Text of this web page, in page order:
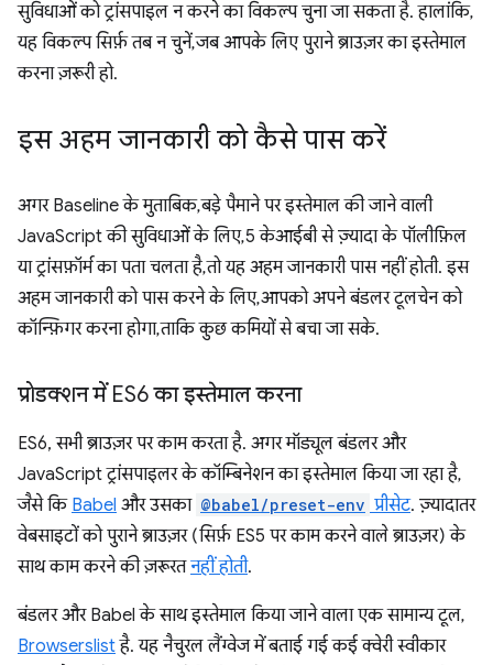
सुविधाओं को ट्रांसपाइल न करने का विकल्प चुना जा सकता है. हालांकि,
यह विकल्प सिर्फ़ तब न चुनें, जब आपके लिए पुराने ब्राउज़र का इस्तेमाल
करना ज़रूरी हो.
इस अहम जानकारी को कैसे पास करें
अगर Baseline के मुताबिक, बड़े पैमाने पर इस्तेमाल की जाने वाली
JavaScript की सुविधाओं के लिए, 5 केआईबी से ज़्यादा के पॉलीफ़िल
या ट्रांसफ़ॉर्म का पता चलता है, तो यह अहम जानकारी पास नहीं होती. इस
अहम जानकारी को पास करने के लिए, आपको अपने बंडलर टूलचेन को
कॉन्फ़िगर करना होगा, ताकि कुछ कमियों से बचा जा सके.
प्रोडक्शन में ES6 का इस्तेमाल करना
ES6, सभी ब्राउज़र पर काम करता है. अगर मॉड्यूल बंडलर और
JavaScript ट्रांसपाइलर के कॉम्बिनेशन का इस्तेमाल किया जा रहा है,
जैसे कि Babel और उसका @babel/preset-env प्रीसेट. ज़्यादातर
वेबसाइटों को पुराने ब्राउज़र (सिर्फ़ ES5 पर काम करने वाले ब्राउज़र) के
साथ काम करने की ज़रूरतनहीं होती.
बंडलर और Babel के साथ इस्तेमाल किया जाने वाला एक सामान्य टूल,
Browserslistहै. यह नैचुरल लैंग्वेज में बताई गई कई क्वेरी स्वीकार